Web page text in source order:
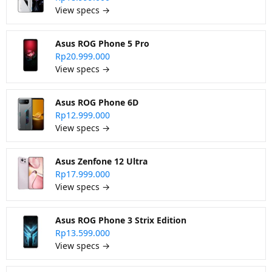
View specs →
Asus ROG Phone 5 Pro
Rp20.999.000
View specs →
Asus ROG Phone 6D
Rp12.999.000
View specs →
Asus Zenfone 12 Ultra
Rp17.999.000
View specs →
Asus ROG Phone 3 Strix Edition
Rp13.599.000
View specs →